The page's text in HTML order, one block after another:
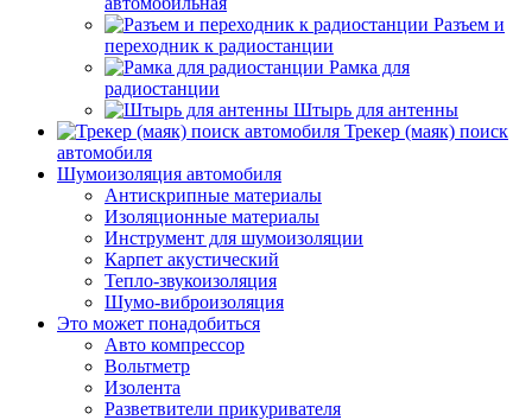
Разъем и
переходник к радиостанции
Рамка для
радиостанции
Штырь для антенны
Трекер (маяк) поиск
автомобиля
Шумоизоляция автомобиля
Антискрипные материалы
Изоляционные материалы
Инструмент для шумоизоляции
Карпет акустический
Тепло-звукоизоляция
Шумо-виброизоляция
Это может понадобиться
Авто компрессор
Вольтметр
Изолента
Разветвители прикуривателя